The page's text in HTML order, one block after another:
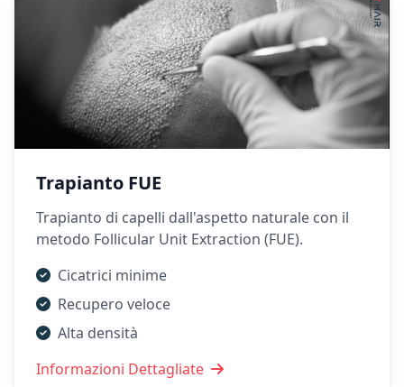
Trapianto FUE
Trapianto di capelli dall'aspetto naturale con il
metodo Follicular Unit Extraction (FUE).
Cicatrici minime
Recupero veloce
Alta densità
Informazioni Dettagliate